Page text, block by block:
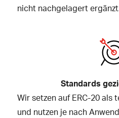
nicht nachgelagert
Standards
Wir setzen auf ERC-20 als
und nutzen je nach